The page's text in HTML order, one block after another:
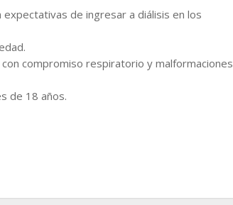
de ingresar a diálisis en los
compromiso respiratorio y malformaciones
de 18 años.